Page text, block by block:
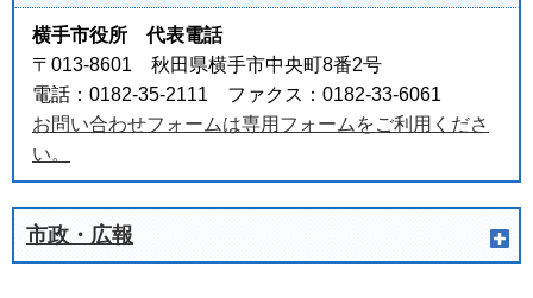
横手市役所 代表電話
〒013-8601 秋田県横手市中央町8番2号
電話：0182-35-2111 ファクス：0182-33-6061
お問い合わせフォームは専用フォームをご利用くださ
い。
市政・広報